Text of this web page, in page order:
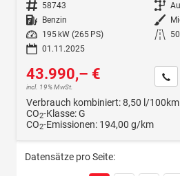
Fahrzeugnr. 58743 Getriebe
Kraftstoff Benzin Außenfarbe
Leistung
195 kW (265 PS) Kilometerstand
01.11.2025
43.990,– €
incl. 19% MwSt.
Verbrauch kombiniert:8,50 l/100km
CO2-Klasse:G
CO2-Emissionen: 194,00 g/km
Datensätze pro Seite: